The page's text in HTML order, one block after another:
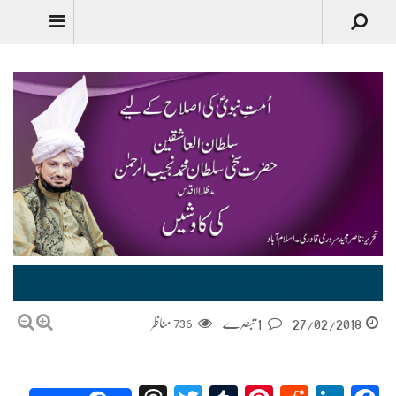
27/02/2018
736 مناظر